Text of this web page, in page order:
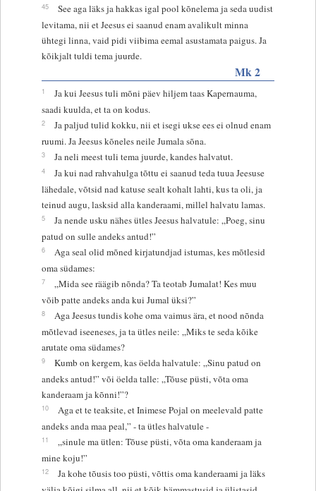
45
See aga läks ja hakkas igal pool kõnelema ja seda uudist
levitama, nii et Jeesus ei saanud enam avalikult minna
ühtegi linna, vaid pidi viibima eemal asustamata paigus. Ja
kõikjalt tuldi tema juurde.
Mk 2
1
Ja kui Jeesus tuli mõni päev hiljem taas Kapernauma,
saadi kuulda, et ta on kodus.
2
Ja paljud tulid kokku, nii et isegi ukse ees ei olnud enam
ruumi. Ja Jeesus kõneles neile Jumala sõna.
3 Ja neli meest tuli tema juurde, kandes halvatut.
4
Ja kui nad rahvahulga tõttu ei saanud teda tuua Jeesuse
lähedale, võtsid nad katuse sealt kohalt lahti, kus ta oli, ja
teinud augu, lasksid alla kanderaami, millel halvatu lamas.
5
Ja nende usku nähes ütles Jeesus halvatule: „Poeg, sinu
patud on sulle andeks antud!”
6
Aga seal olid mõned kirjatundjad istumas, kes mõtlesid
oma südames:
7
„Mida see räägib nõnda? Ta teotab Jumalat! Kes muu
võib patte andeks anda kui Jumal üksi?”
8
Aga Jeesus tundis kohe oma vaimus ära, et nood nõnda
mõtlevad iseeneses, ja ta ütles neile: „Miks te seda kõike
arutate oma südames?
9
Kumb on kergem, kas öelda halvatule: „Sinu patud on
andeks antud!” või öelda talle: „Tõuse püsti, võta oma
kanderaam ja kõnni!”?
10
Aga et te teaksite, et Inimese Pojal on meelevald patte
andeks anda maa peal,” - ta ütles halvatule -
11
„sinule ma ütlen: Tõuse püsti, võta oma kanderaam ja
mine koju!”
12
Ja kohe tõusis too püsti, võttis oma kanderaami ja läks